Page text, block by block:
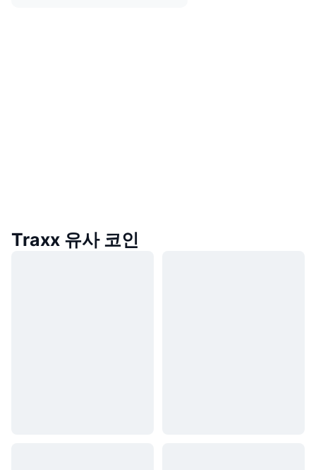
Traxx 유사 코인